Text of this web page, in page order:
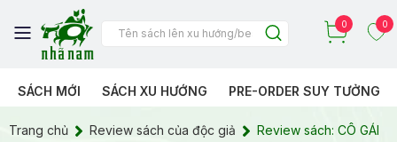
0 0
SÁCH MỚI SÁCH XU HƯỚNG PRE-ORDER SUY TƯỞNG
Trang chủ Review sách của độc giả
Review sách: CÔ GÁI